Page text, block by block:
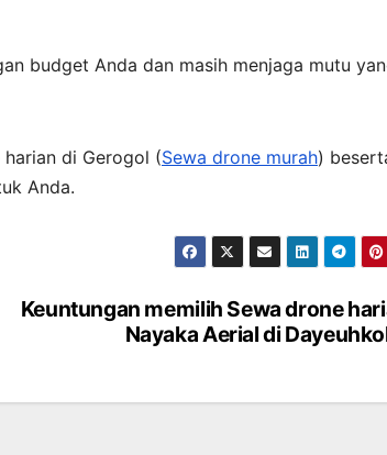
budget Anda dan masih menjaga mutu
di Gerogol (Sewa drone murah)
Anda.
Keuntungan memilih Sewa drone
Nayaka Aerial di